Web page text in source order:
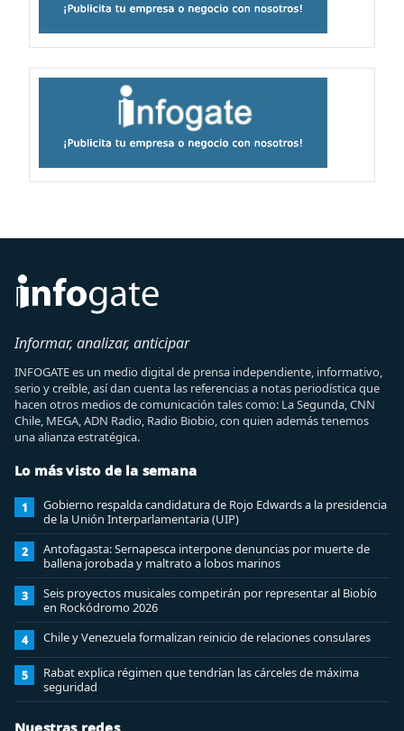
Informar, analizar, anticipar
INFOGATE es un medio digital de prensa independiente, informativo,
serio y creíble, así dan cuenta las referencias a notas periodística que
hacen otros medios de comunicación tales como: La Segunda, CNN
Chile, MEGA, ADN Radio, Radio Biobio, con quien además tenemos
una alianza estratégica.
Lo más visto de la semana
1
Gobierno respalda candidatura de Rojo Edwards a la presidencia
de la Unión Interparlamentaria (UIP)
2
Antofagasta: Sernapesca interpone denuncias por muerte de
ballena jorobada y maltrato a lobos marinos
3
Seis proyectos musicales competirán por representar al Biobío
en Rockódromo 2026
4 Chile y Venezuela formalizan reinicio de relaciones consulares
5
Rabat explica régimen que tendrían las cárceles de máxima
seguridad
Nuestras redes